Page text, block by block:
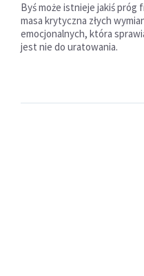
Byś może istnieje jakiś próg
masa krytyczna złych
emocjonalnych, która
jest nie do uratowania.